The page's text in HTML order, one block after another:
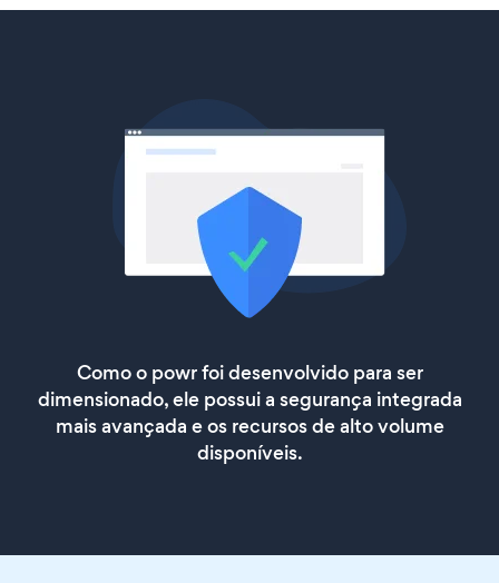
Como o powr foi desenvolvido para ser
dimensionado, ele possui a segurança integrada
mais avançada e os recursos de alto volume
disponíveis.